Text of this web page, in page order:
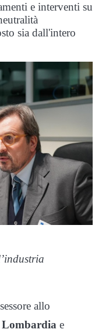
e interventi su
sia dall'intero
allo
Lombardia e